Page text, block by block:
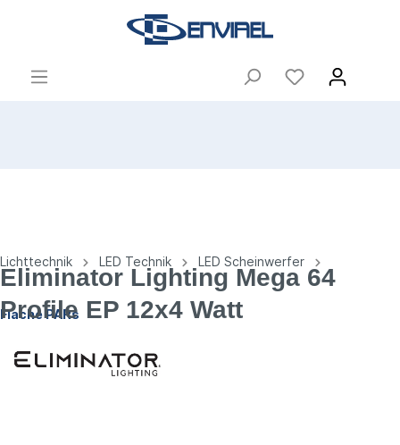
Lichttechnik LED Technik LED Scheinwerfer
Flache PARs
Eliminator Lighting Mega 64
Profile EP 12x4 Watt